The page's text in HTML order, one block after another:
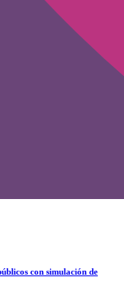
con simulación de